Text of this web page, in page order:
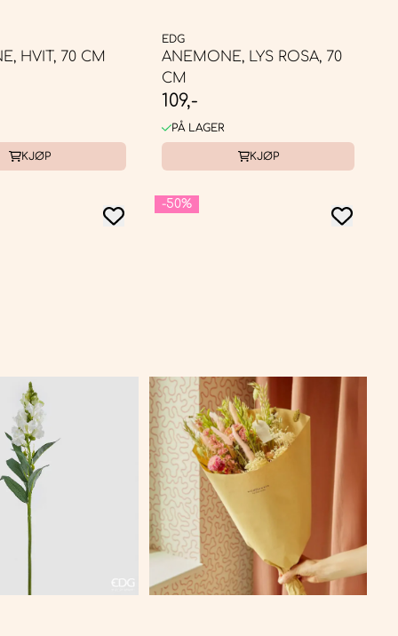
HVIT, 70 CM
KJØP
EDG
ANEMONE, LYS ROSA, 70
CM
109,-
PÅ LAGER
KJØP
-50%